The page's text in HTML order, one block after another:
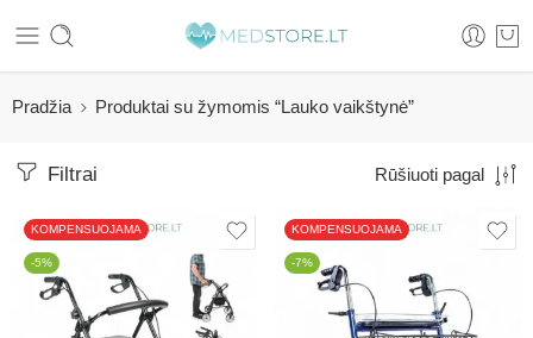
Pradžia Produktai su žymomis “Lauko vaikštynė”
Filtrai Rūšiuoti pagal
KOMPENSUOJAMA
-5%
KOMPENSUOJAMA
-7%